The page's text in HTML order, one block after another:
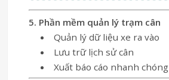
5. Phần mềm quản lý trạm cân
Quản lý dữ liệu xe ra vào
Lưu trữ lịch sử cân
Xuất báo cáo nhanh chóng